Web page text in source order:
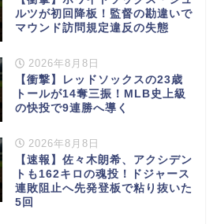
ルツが初回降板！監督の勘違いで
マウンド訪問規定違反の失態
2026年8月8日
【衝撃】レッドソックスの23歳
トールが14奪三振！MLB史上級
の快投で9連勝へ導く
2026年8月8日
【速報】佐々木朗希、アクシデン
トも162キロの魂投！ドジャース
連敗阻止へ先発登板で粘り抜いた
5回